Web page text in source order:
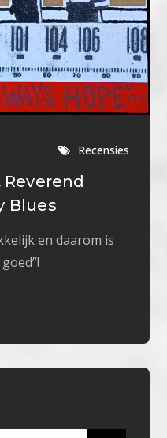
Recensies
Blues
en daarom is